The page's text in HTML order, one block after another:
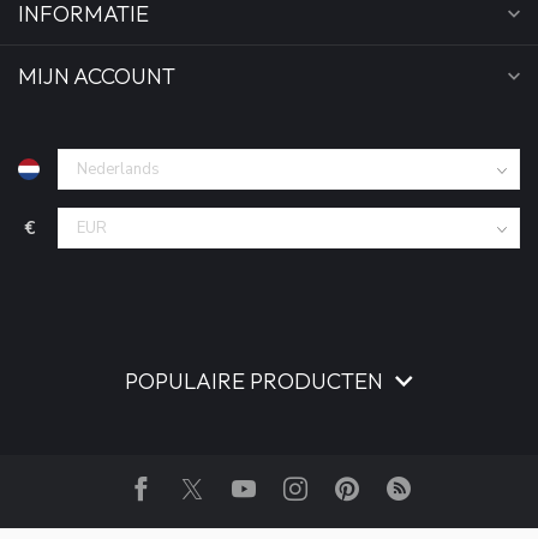
INFORMATIE
MIJN ACCOUNT
€
POPULAIRE PRODUCTEN